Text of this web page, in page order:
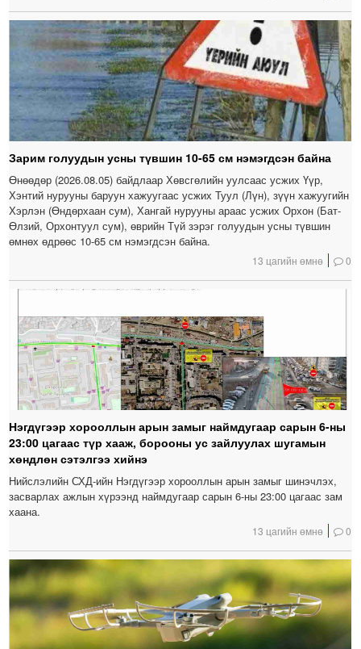
Зарим голуудын усны түвшин 10-65 см нэмэгдсэн байна
Өнөөдөр (2026.08.05) байдлаар Хөвсгөлийн уулсаас усжих Үүр,
Хэнтий нурууны баруун хажуугаас усжих Туул (Лүн), зүүн хажуугийн
Хэрлэн (Өндөрхаан сум), Хангай нурууны араас усжих Орхон (Бат-
Өлзий, Орхонтуул сум), өврийн Түй зэрэг голуудын усны түвшин
өмнөх өдрөөс 10-65 см нэмэгдсэн байна.
13 цагийн өмнө 0
Нэгдүгээр хорооллын арын замыг наймдугаар сарын 6-ны
23:00 цагаас түр хааж, борооны ус зайлуулах шугамын
хөндлөн сэтэлгээ хийнэ
Нийслэлийн СХД-ийн Нэгдүгээр хорооллын арын замыг шинэчлэх,
засварлах ажлын хүрээнд наймдугаар сарын 6-ны 23:00 цагаас зам
хаана.
13 цагийн өмнө 0